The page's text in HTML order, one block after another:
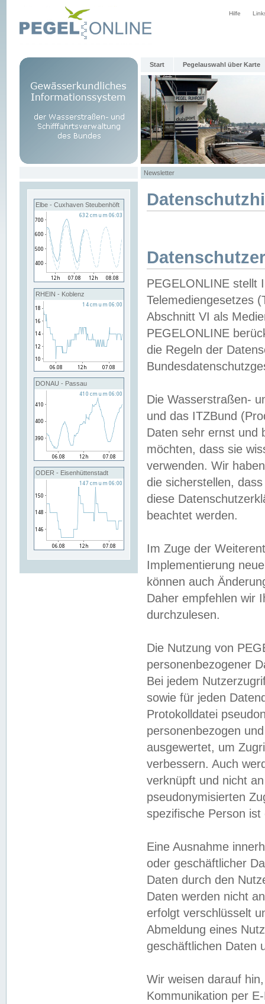
Hilfe
Start Pegelauswahl über Karte
Newsletter
Elbe - Cuxhaven Steubenhöft
RHEIN - Koblenz
DONAU - Passau
ODER - Eisenhüttenstadt
PEGELONLINE stellt
Telemediengesetzes
Abschnitt VI als
PEGELONLINE
die Regeln der
Die Wasserstraßen-
und das ITZBund
Daten sehr ernst und
möchten, dass sie
verwenden. Wir
die sicherstellen,
diese
beachtet werden.
Im Zuge der
Implementierung
können auch
Daher empfehlen wir
durchzulesen.
Die Nutzung von
personenbezogener
Bei jedem
sowie für jeden
Protokolldatei
personenbezogen
ausgewertet, um
verbessern. Auch
verknüpft und nicht
pseudonymisierten
spezifische Person
Eine Ausnahme
oder geschäftlicher
Daten durch den
Daten werden nicht
erfolgt verschlüsselt
Abmeldung eines
geschäftlichen Daten
Wir weisen darauf
Kommunikation per